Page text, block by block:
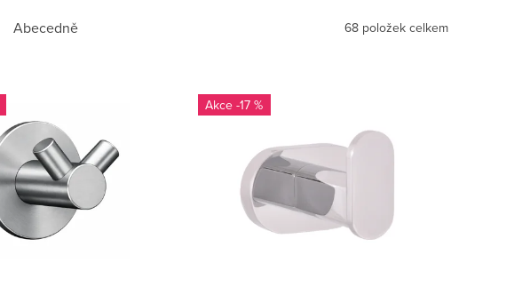
Abecedně 68 položek celkem
-17 %